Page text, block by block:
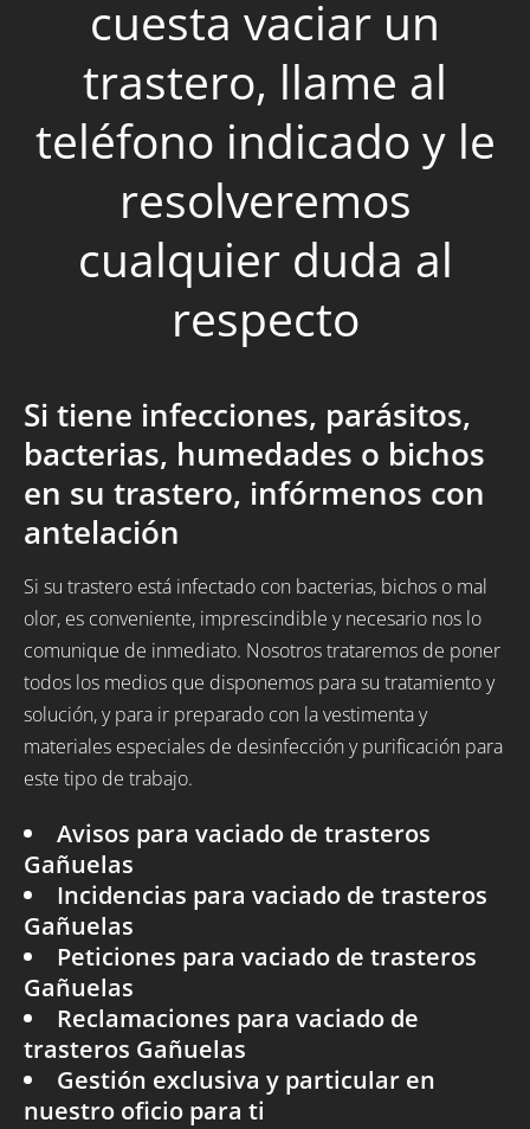
cuesta vaciar un
trastero, llame al
teléfono indicado y le
resolveremos
cualquier duda al
respecto
Si tiene infecciones, parásitos,
bacterias, humedades o bichos
en su trastero, infórmenos con
antelación
Si su trastero está infectado con bacterias, bichos o mal
olor, es conveniente, imprescindible y necesario nos lo
comunique de inmediato. Nosotros trataremos de poner
todos los medios que disponemos para su tratamiento y
solución, y para ir preparado con la vestimenta y
materiales especiales de desinfección y purificación para
este tipo de trabajo.
Avisos para vaciado de trasteros
Gañuelas
Incidencias para vaciado de trasteros
Gañuelas
Peticiones para vaciado de trasteros
Gañuelas
Reclamaciones para vaciado de
trasteros Gañuelas
Gestión exclusiva y particular en
nuestro oficio para ti